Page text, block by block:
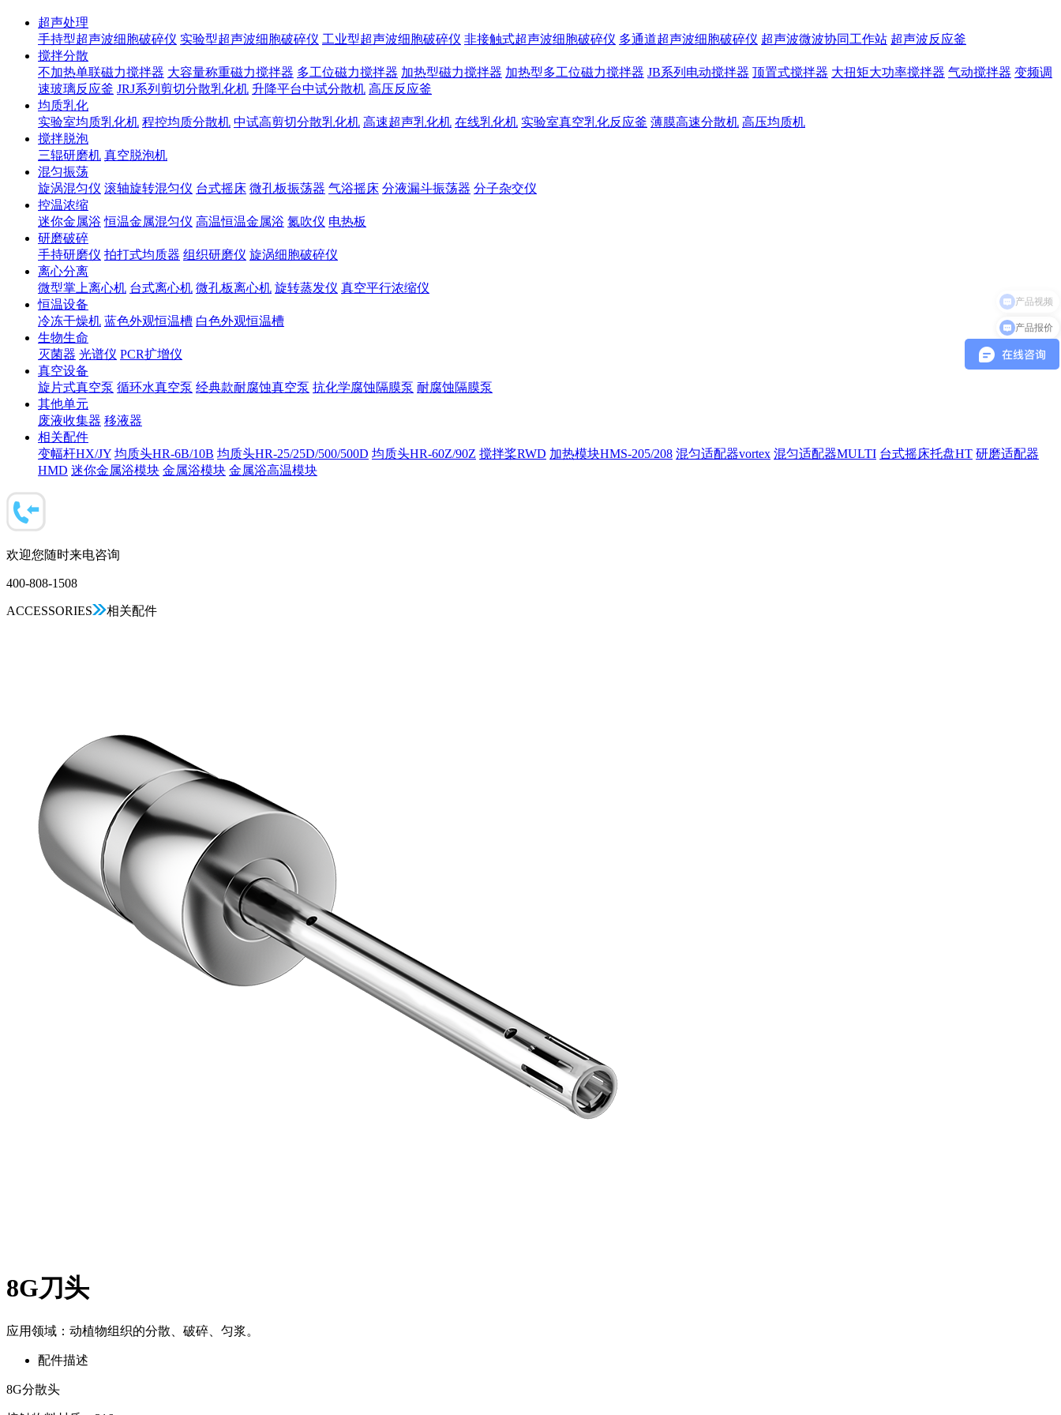
超声处理
手持型超声波细胞破碎仪 实验型超声波细胞破碎仪 工业型超声波细胞破碎仪 非接触式超声波细胞破碎仪 多通道超声波细胞破碎仪 超声波微波协同工作站 超声波反应釜
搅拌分散
不加热单联磁力搅拌器 大容量称重磁力搅拌器 多工位磁力搅拌器 加热型磁力搅拌器 加热型多工位磁力搅拌器 JB系列电动搅拌器 顶置式搅拌器 大扭矩大功率搅拌器 气动搅拌器 变频调
速玻璃反应釜 JRJ系列剪切分散乳化机 升降平台中试分散机 高压反应釜
均质乳化
实验室均质乳化机 程控均质分散机 中试高剪切分散乳化机 高速超声乳化机 在线乳化机 实验室真空乳化反应釜 薄膜高速分散机 高压均质机
搅拌脱泡
三辊研磨机 真空脱泡机
混匀振荡
旋涡混匀仪 滚轴旋转混匀仪 台式摇床 微孔板振荡器 气浴摇床 分液漏斗振荡器 分子杂交仪
控温浓缩
迷你金属浴 恒温金属混匀仪 高温恒温金属浴 氮吹仪 电热板
研磨破碎
手持研磨仪 拍打式均质器 组织研磨仪 旋涡细胞破碎仪
离心分离
微型掌上离心机 台式离心机 微孔板离心机 旋转蒸发仪 真空平行浓缩仪
恒温设备
冷冻干燥机 蓝色外观恒温槽 白色外观恒温槽
生物生命
灭菌器 光谱仪 PCR扩增仪
真空设备
旋片式真空泵 循环水真空泵 经典款耐腐蚀真空泵 抗化学腐蚀隔膜泵 耐腐蚀隔膜泵
其他单元
废液收集器 移液器
相关配件
变幅杆HX/JY 均质头HR-6B/10B 均质头HR-25/25D/500/500D 均质头HR-60Z/90Z 搅拌桨RWD 加热模块HMS-205/208 混匀适配器vortex 混匀适配器MULTI 台式摇床托盘HT 研磨适配器
HMD 迷你金属浴模块 金属浴模块 金属浴高温模块
欢迎您随时来电咨询
400-808-1508
ACCESSORIES 相关配件
8G刀头
应用领域：动植物组织的分散、破碎、匀浆。
配件描述
8G分散头
产品报价